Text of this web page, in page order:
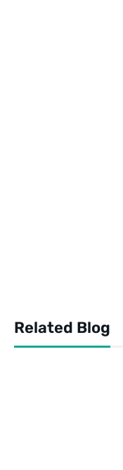
Related Blog